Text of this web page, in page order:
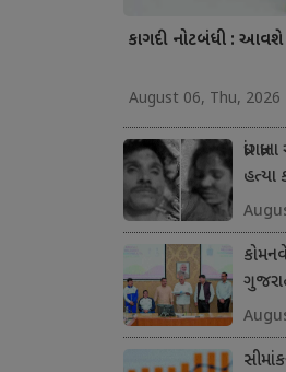
કાગદી નોટબંધી : આવશે
August 06, Thu, 2026
હત્યા